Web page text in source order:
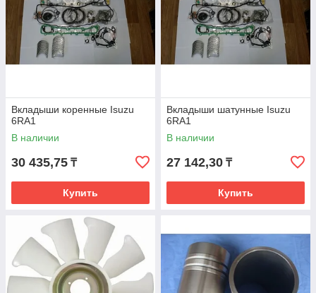
Вкладыши коренные Isuzu
6RA1
В наличии
30 435,75 ₸
Купить
Вкладыши шатунные Isuzu
6RA1
В наличии
27 142,30 ₸
Купить